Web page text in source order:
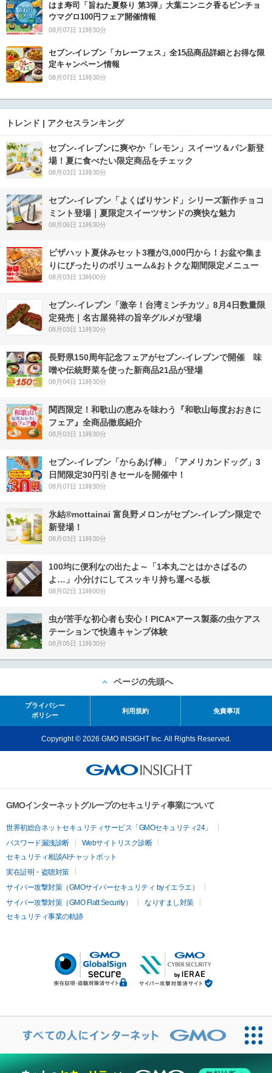
はま寿司「旨ねた夏祭り 第3弾」大葉ニンニク香るビンチョ
ウマグロ100円フェア開催情報
08月07日 11時30分
セブン‐イレブン「カレーフェス」全15品商品詳細とお得な限
定キャンペーン情報
08月07日 11時30分
トレンド | アクセスランキング
セブン‐イレブンに爽やか「レモン」スイーツ＆パン新登
場！夏に食べたい限定商品をチェック
08月03日 11時30分
セブン‐イレブン「よくばりサンド」シリーズ新作チョコ
ミント登場｜夏限定スイーツサンドの爽快な魅力
08月06日 11時30分
ピザハット夏休みセット3種が3,000円から！お盆や集ま
りにぴったりのボリューム&おトクな期間限定メニュー
08月03日 13時00分
セブン-イレブン「激辛！台湾ミンチカツ」8月4日数量限
定発売｜名古屋発祥の旨辛グルメが登場
08月03日 11時30分
長野県150周年記念フェアがセブン-イレブンで開催 味
噌や伝統野菜を使った新商品21品が登場
08月04日 11時30分
関西限定！和歌山の恵みを味わう『和歌山毎度おおきに
フェア』全商品徹底紹介
08月03日 11時30分
セブン‐イレブン「からあげ棒」「アメリカンドッグ」3
日間限定30円引きセールを開催中！
08月07日 11時30分
氷結®mottainai 富良野メロンがセブン‐イレブン限定で
新登場！
08月03日 11時30分
100均に便利なの出たよ～「1本丸ごとはかさばるの
よ…」小分けにしてスッキリ持ち運べる板
08月02日 11時00分
虫が苦手な初心者も安心！PICA×アース製薬の虫ケアス
テーションで快適キャンプ体験
08月05日 11時30分
ページの先頭へ
プライバシー
ポリシー
利用規約 免責事項
Copyright © 2026 GMO INSIGHT Inc. All Rights Reserved.
GMOインターネットグループのセキュリティ事業について
世界初総合ネットセキュリティサービス「GMOセキュリティ24」
パスワード漏洩診断
Webサイトリスク診断
セキュリティ相談AIチャットボット
実在証明・盗聴対策
サイバー攻撃対策（GMOサイバーセキュリティ byイエラエ）
サイバー攻撃対策（GMO Flatt Security）
なりすまし対策
セキュリティ事業の軌跡